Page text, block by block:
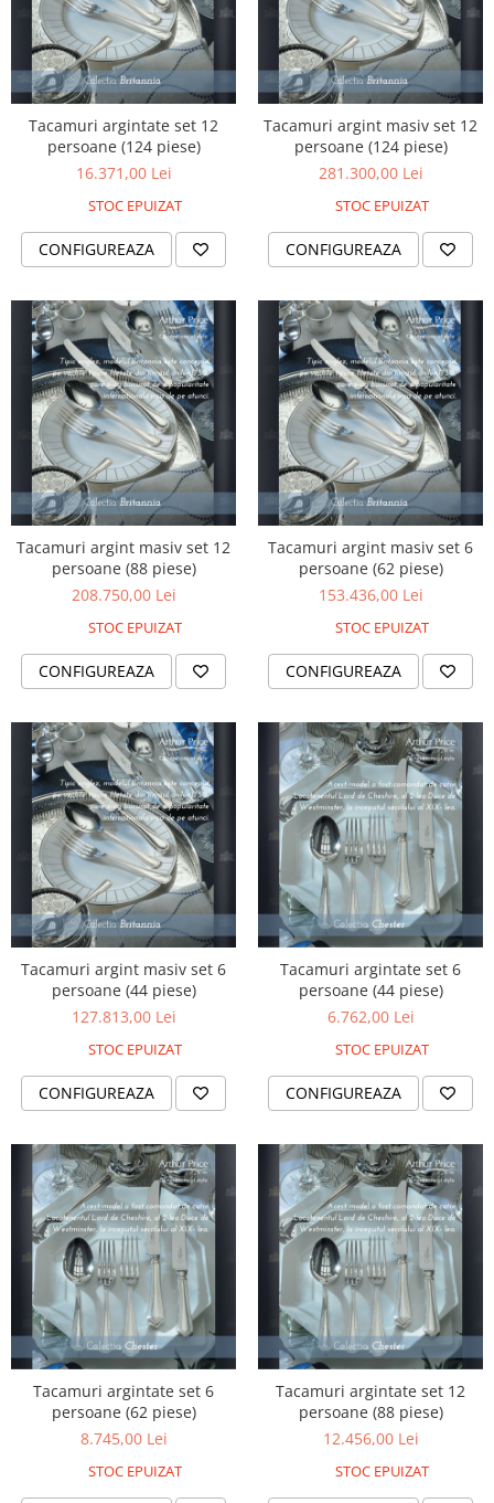
Tacamuri argintate set 12
persoane (124 piese)
16.371,00 Lei
STOC EPUIZAT
CONFIGUREAZA
Tacamuri argint masiv set 12
persoane (124 piese)
281.300,00 Lei
STOC EPUIZAT
CONFIGUREAZA
Tacamuri argint masiv set 12
persoane (88 piese)
208.750,00 Lei
STOC EPUIZAT
CONFIGUREAZA
Tacamuri argint masiv set 6
persoane (62 piese)
153.436,00 Lei
STOC EPUIZAT
CONFIGUREAZA
Tacamuri argint masiv set 6
persoane (44 piese)
127.813,00 Lei
STOC EPUIZAT
CONFIGUREAZA
Tacamuri argintate set 6
persoane (44 piese)
6.762,00 Lei
STOC EPUIZAT
CONFIGUREAZA
Tacamuri argintate set 6
persoane (62 piese)
8.745,00 Lei
STOC EPUIZAT
Tacamuri argintate set 12
persoane (88 piese)
12.456,00 Lei
STOC EPUIZAT